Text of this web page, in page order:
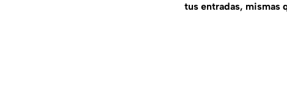
tus entradas, mismas